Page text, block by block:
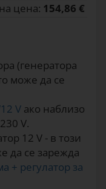
цена: 154,86 €
(генератора
може да се
V ако наблизо
V.
12 V - в този
да се зарежда
+ регулатор за